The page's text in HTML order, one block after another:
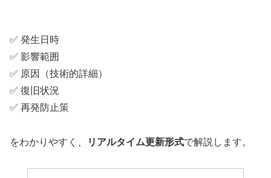
✅ 発生日時
✅ 影響範囲
✅ 原因（技術的詳細）
✅ 復旧状況
✅ 再発防止策
をわかりやすく、 リアルタイム更新形式で解説します。